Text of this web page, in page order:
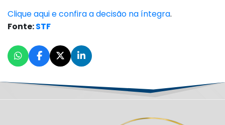
Clique aqui e confira a decisão na íntegra.
Fonte:STF